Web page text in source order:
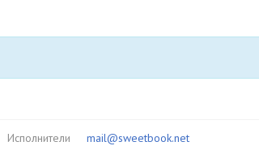
Исполнители mail@sweetbook.net